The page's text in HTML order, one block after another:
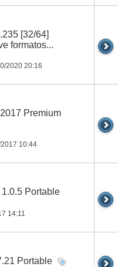
[32/64]
formatos...
2020 20:16
Premium
10:44
Portable
14:11
Portable